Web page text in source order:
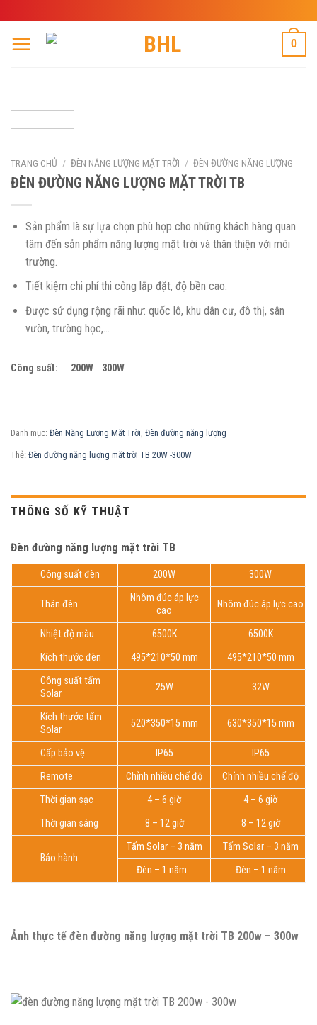
to
content
0
TRANG CHỦ / ĐÈN NĂNG LƯỢNG MẶT TRỜI / ĐÈN ĐƯỜNG NĂNG LƯỢNG
ĐÈN ĐƯỜNG NĂNG LƯỢNG MẶT TRỜI TB
Sản phẩm là sự lựa chọn phù hợp cho những khách hàng quan
tâm đến sản phẩm năng lượng mặt trời và thân thiện với môi
trường.
Tiết kiệm chi phí thi công lắp đặt, độ bền cao.
Được sử dụng rộng rãi như: quốc lô, khu dân cư, đô thị, sân
vườn, trường học,…
Công suất: 200W 300W
Danh mục: Đèn Năng Lượng Mặt Trời Đèn đường năng lượng
Thẻ: Đèn đường năng lượng mặt trời TB 20W -300W
THÔNG SỐ KỸ THUẬT
Đèn đường năng lượng mặt trời TB
Công suất đèn 200W 300W
Thân đèn
Nhôm đúc áp lực
cao
Nhôm đúc áp lực cao
Nhiệt độ màu 6500K
6500K
Kích thước đèn
495*210*50 mm
495*210*50 mm
Công suất tấm
Solar
25W 32W
Kích thước tấm
Solar
520*350*15 mm 630*350*15 mm
Cấp bảo vệ IP65
IP65
Remote
Chỉnh nhiều chế độ
Chỉnh nhiều chế độ
Thời gian sạc
4 – 6 giờ
4 – 6 giờ
Thời gian sáng
8 – 12 giờ 8 – 12 giờ
Bảo hành
Tấm Solar – 3 năm
Tấm Solar – 3 năm
Đèn – 1 năm
Đèn – 1 năm
Ảnh thực tế đèn đường năng lượng mặt trời TB 200w – 300w